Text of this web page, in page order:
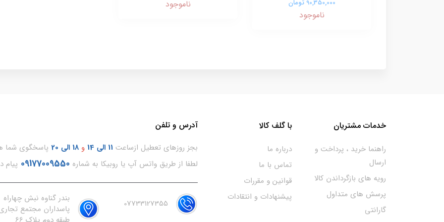
90,350,000 تومان
ناموجود
ناموجود
خدمات مشتریان
راهنما خرید ، پرداخت و
ارسال
رویه های بازگرداندن کالا
پرسش های متداول
گارانتی
با گلف کالا
درباره ما
تماس با ما
قوانین و مقررات
پیشنهادات و انتقادات
آدرس و تلفن
بجز روزهای تعطیل ازساعت 11 الی 14 و 18 الی 20
پاسخگوی شما
لطفا از طریق واتس آپ یا روبیکا به شماره 09177009550 پیام
07733127355
بندر گناوه نبش چهاراه
پاسداران مجتمع